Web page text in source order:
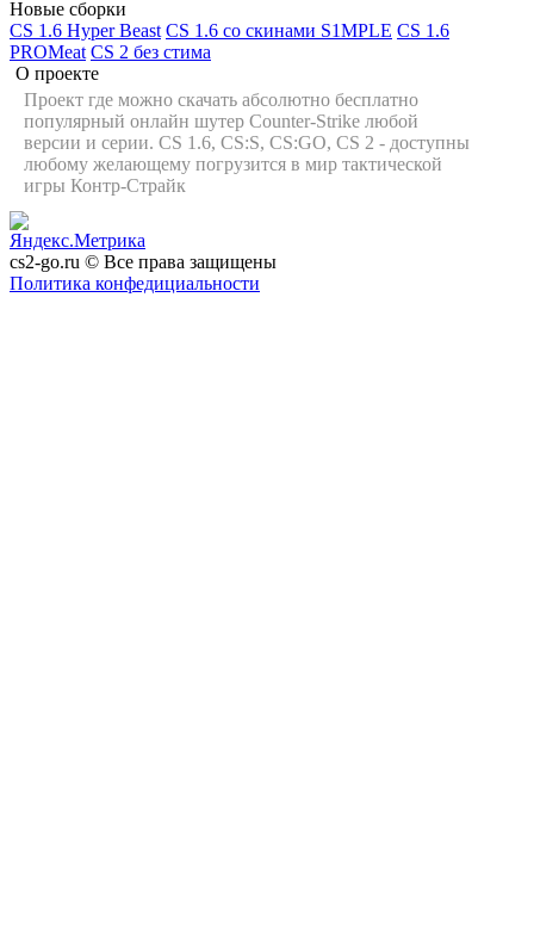
Новые сборки
CS 1.6 Hyper Beast CS 1.6 со скинами S1MPLE CS 1.6
PROMeat CS 2 без стима
О проекте
Проект где можно скачать абсолютно бесплатно
популярный онлайн шутер Counter-Strike любой
версии и серии. CS 1.6, CS:S, CS:GO, CS 2 - доступны
любому желающему погрузится в мир тактической
игры Контр-Страйк
cs2-go.ru © Все права защищены
Политика конфедициальности